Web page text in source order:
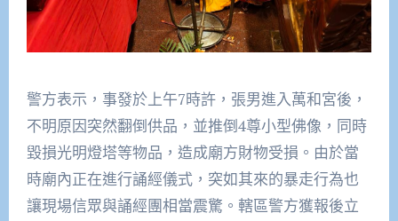
警方表示，事發於上午7時許，張男進入萬和宮後，
不明原因突然翻倒供品，並推倒4尊小型佛像，同時
毀損光明燈塔等物品，造成廟方財物受損。由於當
時廟內正在進行誦經儀式，突如其來的暴走行為也
讓現場信眾與誦經團相當震驚。轄區警方獲報後立